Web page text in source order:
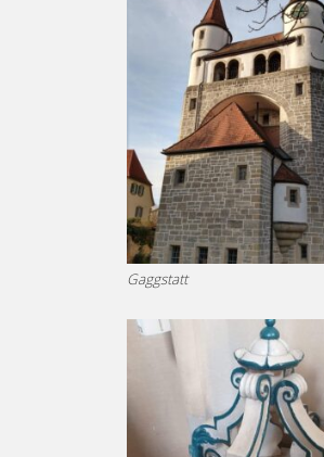
Gaggstatt